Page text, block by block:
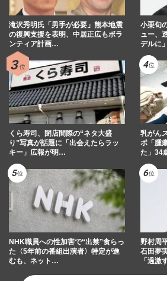
滝沢秀明氏「男手が必要」熊本地震
の復興支援を表明、中居正広もボラ
ンティア計画…
小栗旬
ュー、
デルに
くら寿司、閉店間際の“ネタ大盛
り”写真が話題に「出会えたらラッ
キー」広報が明…
乳がん
ポ「腫
た」34
NHK職員への性加害で“出禁”食らっ
た〈5年前の番組出演者〉特定が進
むも、ネット…
野村周
石田夢
「過激